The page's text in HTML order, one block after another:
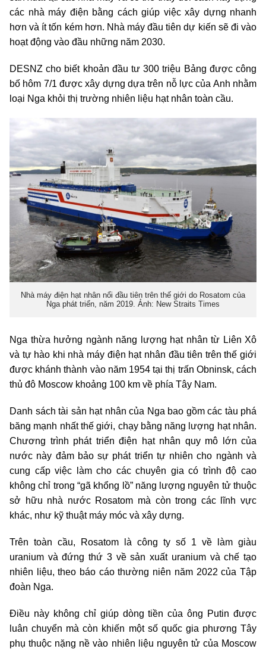
các nhà máy điện bằng cách giúp việc xây dựng nhanh
hơn và ít tốn kém hơn. Nhà máy đầu tiên dự kiến sẽ đi vào
hoạt động vào đầu những năm 2030.
DESNZ cho biết khoản đầu tư 300 triệu Bảng được công
bố hôm 7/1 được xây dựng dựa trên nỗ lực của Anh nhằm
loại Nga khỏi thị trường nhiên liệu hạt nhân toàn cầu.
Nhà máy điện hạt nhân nổi đầu tiên trên thế giới do Rosatom của
Nga phát triển, năm 2019. Ảnh: New Straits Times
Nga thừa hưởng ngành năng lượng hạt nhân từ Liên Xô
và tự hào khi nhà máy điện hạt nhân đầu tiên trên thế giới
được khánh thành vào năm 1954 tại thị trấn Obninsk, cách
thủ đô Moscow khoảng 100 km về phía Tây Nam.
Danh sách tài sản hạt nhân của Nga bao gồm các tàu phá
băng mạnh nhất thế giới, chạy bằng năng lượng hạt nhân.
Chương trình phát triển điện hạt nhân quy mô lớn của
nước này đảm bảo sự phát triển tự nhiên cho ngành và
cung cấp việc làm cho các chuyên gia có trình độ cao
không chỉ trong “gã khổng lồ” năng lượng nguyên tử thuộc
sở hữu nhà nước Rosatom mà còn trong các lĩnh vực
khác, như kỹ thuật máy móc và xây dựng.
Trên toàn cầu, Rosatom là công ty số 1 về làm giàu
uranium và đứng thứ 3 về sản xuất uranium và chế tạo
nhiên liệu, theo báo cáo thường niên năm 2022 của Tập
đoàn Nga.
Điều này không chỉ giúp dòng tiền của ông Putin được
luân chuyển mà còn khiến một số quốc gia phương Tây
phụ thuộc nặng nề vào nhiên liệu nguyên tử của Moscow